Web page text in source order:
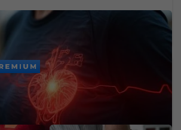
1/3 šálky jednej potraviny